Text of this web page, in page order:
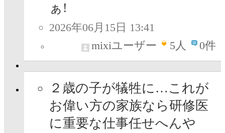
ぁ!
2026年06月15日 13:41
mixiユーザー
5人 0件
２歳の子が犠牲に…これが
お偉い方の家族なら研修医
に重要な仕事任せへんや